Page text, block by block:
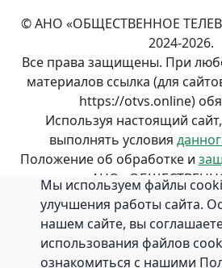
© АНО «ОБЩЕСТВЕННОЕ
2024-2026.
Все права защищены. При
материалов ссылка (для
https://otvs.online)
Используя настоящий
выполнять условия
Положение об обработке и
данныхв АНО
СИБИРИ».
Мы используем файлы
улучшения работы сайта.
нашем сайте, вы
использования файлов
ознакомиться с нашими